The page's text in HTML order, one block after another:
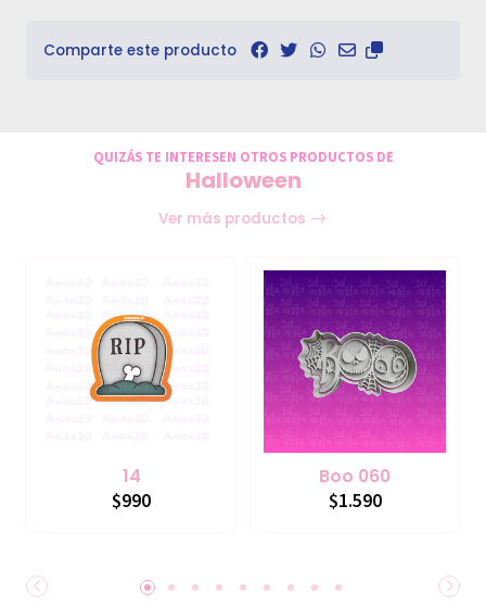
Comparte este producto
QUIZÁS TE INTERESEN OTROS PRODUCTOS DE
Halloween
Ver más productos
14
$990
Boo 060
$1.590